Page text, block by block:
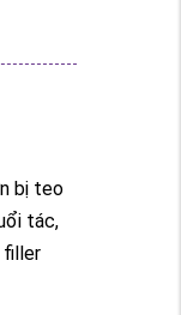
bị teo
tác,
filler